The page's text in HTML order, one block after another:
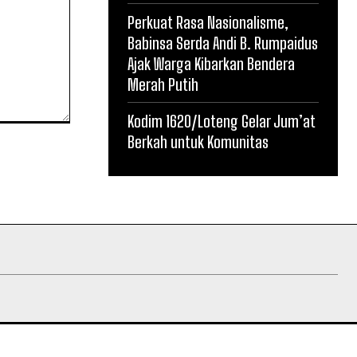
Perkuat Rasa Nasionalisme,
Babinsa Serda Andi B. Rumpaidus
Ajak Warga Kibarkan Bendera
Merah Putih
Kodim 1620/Loteng Gelar Jum’at
Berkah untuk Komunitas